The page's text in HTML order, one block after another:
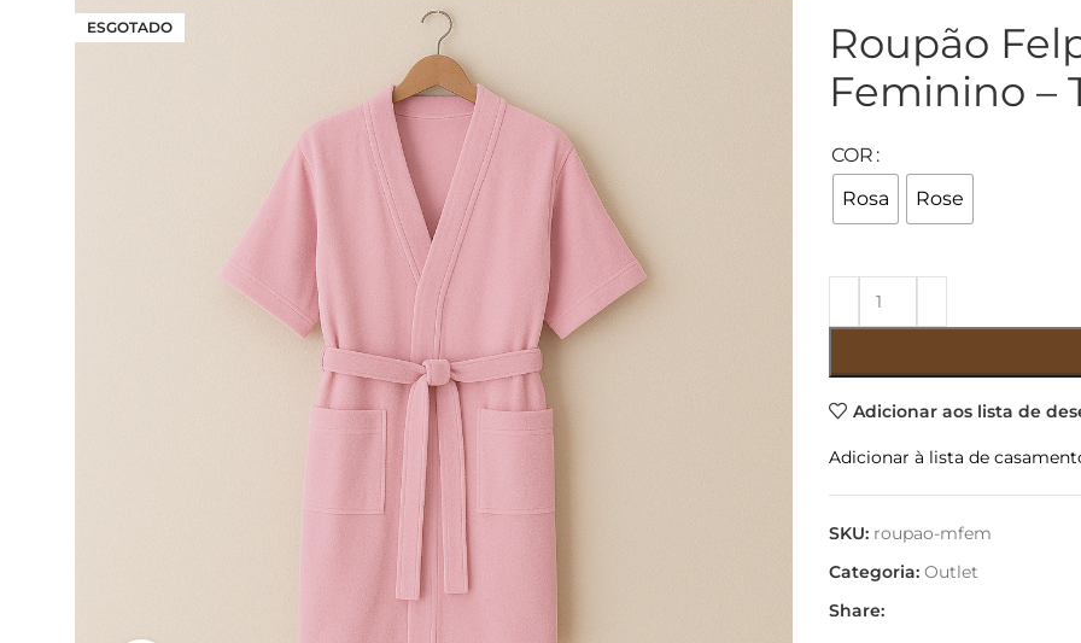
ESGOTADO
Roupão
Feminino –
COR
Rosa
Rose
Adicionar aos lista de
Adicionar à lista de
SKU: roupao-mfem
Categoria: Outlet
Share: